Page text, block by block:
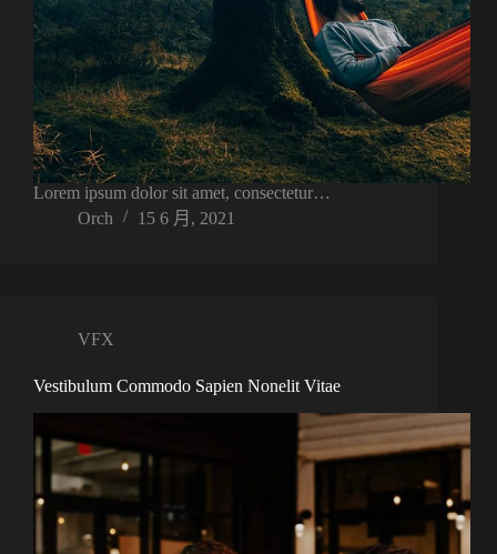
Lorem ipsum dolor sit amet, consectetur…
Orch
15 6 月, 2021
VFX
Vestibulum Commodo Sapien Nonelit Vitae